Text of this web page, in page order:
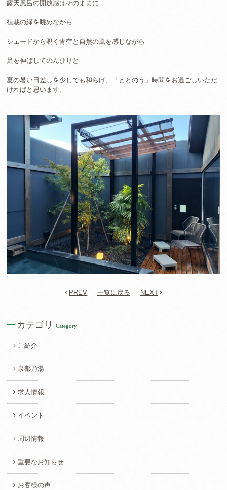
露天風呂の開放感はそのままに
植栽の緑を眺めながら
シェードから覗く青空と自然の風を感じながら
足を伸ばしてのんひりと
夏の暑い日差しを少しでも和らげ、「ととのう」時間をお過ごしいただ
ければと思います。
PREV 一覧に戻る NEXT
カテゴリ Category
ご紹介
泉都乃湯
求人情報
イベント
周辺情報
重要なお知らせ
お客様の声